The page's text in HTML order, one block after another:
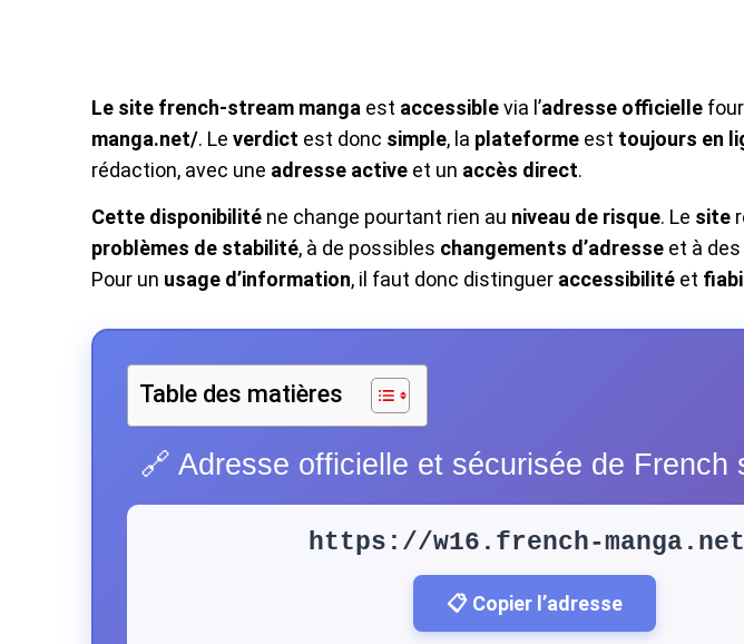
Le site french-stream manga est accessiblevia l’adresse officielle
manga.net/. Le verdict est donc simple, la plateforme est toujours en
rédaction, avec une adresse active et un accès direct.
Cette disponibilité ne change pourtant rien au niveau de risque. Le site
problèmes de stabilité, à de possibles changements d’adresse et à des
Pour un usage d’information, il faut donc distinguer accessibilité et
Table des matières
🔗 Adresse officielle et sécurisée de French
https://w16.french-
📋 Copier l’adresse